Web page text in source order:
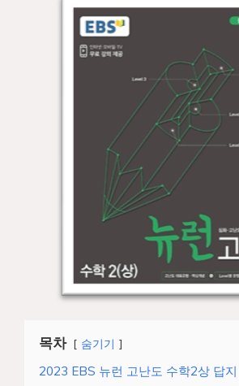
목차 숨기기
2023 EBS 뉴런 고난도 수학2상 답지